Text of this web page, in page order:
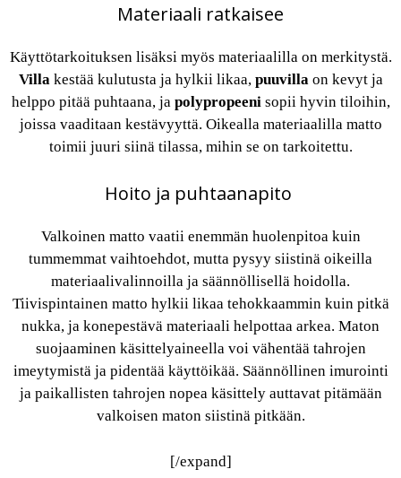
Materiaali ratkaisee
Käyttötarkoituksen lisäksi myös materiaalilla on merkitystä.
Villa kestää kulutusta ja hylkii likaa, puuvilla on kevyt ja
helppo pitää puhtaana, ja polypropeeni sopii hyvin tiloihin,
joissa vaaditaan kestävyyttä. Oikealla materiaalilla matto
toimii juuri siinä tilassa, mihin se on tarkoitettu.
Hoito ja puhtaanapito
Valkoinen matto vaatii enemmän huolenpitoa kuin
tummemmat vaihtoehdot, mutta pysyy siistinä oikeilla
materiaalivalinnoilla ja säännöllisellä hoidolla.
Tiivispintainen matto hylkii likaa tehokkaammin kuin pitkä
nukka, ja konepestävä materiaali helpottaa arkea. Maton
suojaaminen käsittelyaineella voi vähentää tahrojen
imeytymistä ja pidentää käyttöikää. Säännöllinen imurointi
ja paikallisten tahrojen nopea käsittely auttavat pitämään
valkoisen maton siistinä pitkään.
[/expand]